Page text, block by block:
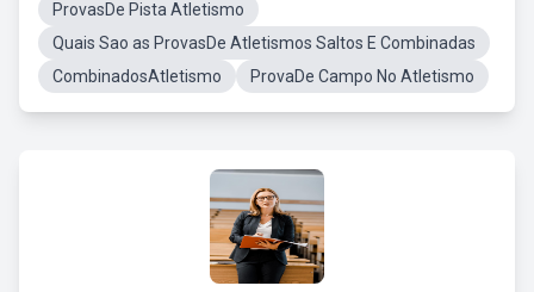
ProvasDe Pista Atletismo
Quais Sao as ProvasDe Atletismos Saltos E Combinadas
CombinadosAtletismo
ProvaDe Campo No Atletismo